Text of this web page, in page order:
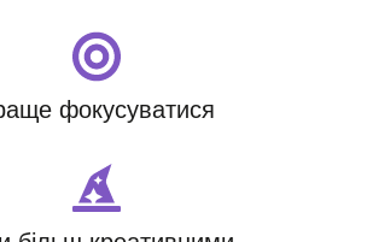
фокусуватися